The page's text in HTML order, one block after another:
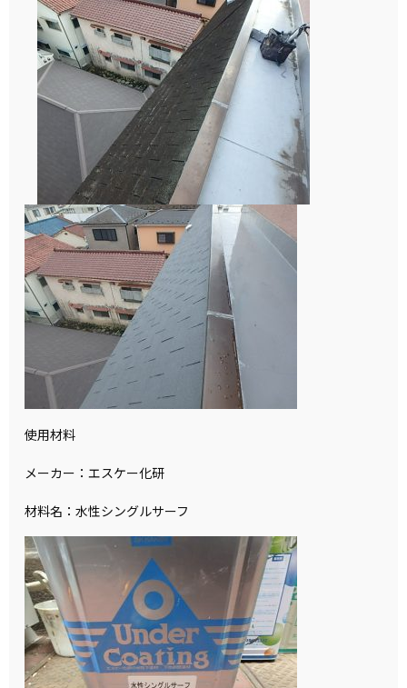
使用材料
メーカー：エスケー化研
材料名：水性シングルサーフ